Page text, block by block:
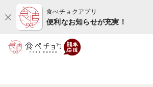
食べチョクアプリ
便利なお知らせが充実！